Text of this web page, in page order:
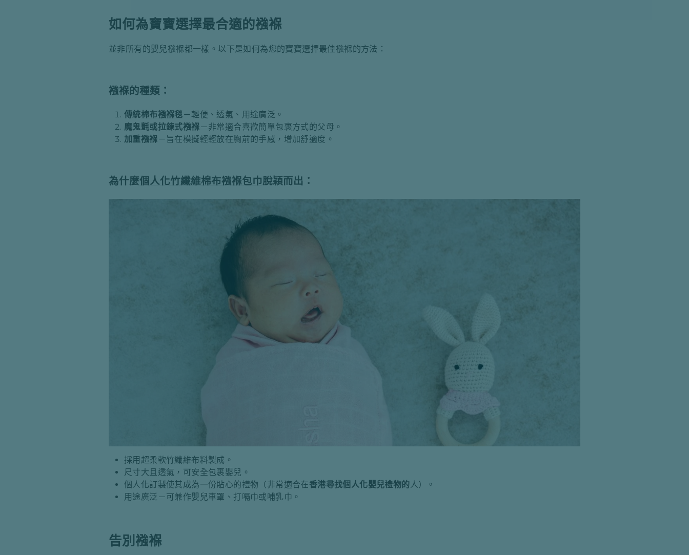
如何為寶寶選擇最合適的襁褓
並非所有的嬰兒襁褓都一樣。以下是如何為您的寶寶選擇最佳襁褓的方法：
襁褓的種類：
傳統棉布襁褓毯－輕便、透氣、用途廣泛。
魔鬼氈或拉鍊式襁褓－非常適合喜歡簡單包裹方式的父母。
加重襁褓－旨在模擬輕輕放在胸前的手感，增加舒適度。
為什麼個人化竹纖維棉布襁褓包巾脫穎而出：
採用超柔軟竹纖維布料製成。
尺寸大且透氣，可安全包裹嬰兒。
個人化訂製使其成為一份貼心的禮物（非常適合在香港尋找個人化嬰兒禮物的人）。
用途廣泛－可兼作嬰兒車罩、打嗝巾或哺乳巾。
告別襁褓